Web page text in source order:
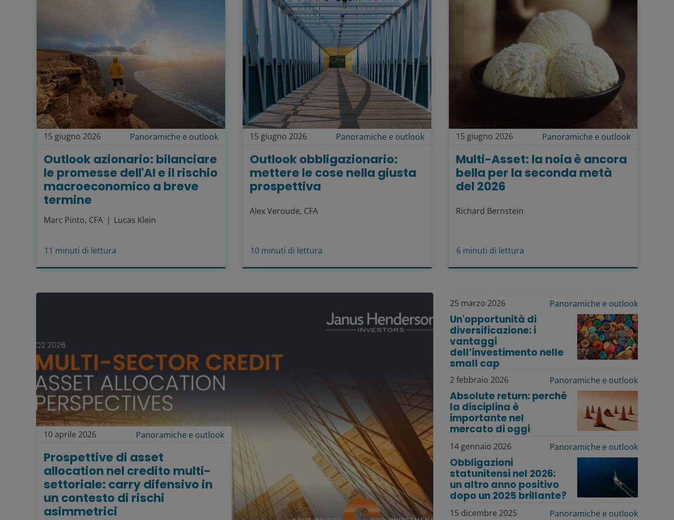
15 giugno 2026 Panoramiche e outlook
Outlook azionario: bilanciare
le promesse dell'AI e il rischio
macroeconomico a breve
termine
Marc Pinto, CFA Lucas Klein
11 minuti di lettura
15 giugno 2026 Panoramiche e outlook
Outlook obbligazionario:
mettere le cose nella giusta
prospettiva
Alex Veroude, CFA
10 minuti di lettura
15 giugno 2026 Panoramiche e outlook
Multi-Asset: la noia è ancora
bella per la seconda metà
del 2026
Richard Bernstein
6 minuti di lettura
10 aprile 2026 Panoramiche e outlook
Prospettive di asset
allocation nel credito multi-
settoriale: carry difensivo in
un contesto di rischi
asimmetrici
25 marzo 2026 Panoramiche e outlook
Un'opportunità di
diversificazione: i
vantaggi
dell’investimento nelle
small cap
2 febbraio 2026 Panoramiche e outlook
Absolute return: perché
la disciplina è
importante nel
mercato di oggi
14 gennaio 2026 Panoramiche e outlook
Obbligazioni
statunitensi nel 2026:
un altro anno positivo
dopo un 2025 brillante?
15 dicembre 2025 Panoramiche e outlook